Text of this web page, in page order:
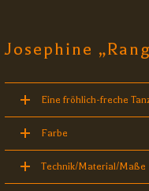
Josephine
Eine fröhlich-freche
Farbe
Technik/Material/Maße